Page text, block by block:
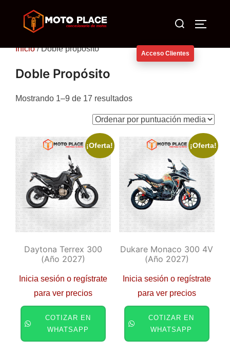
contenido
Buscar:
Inicio/ Doble propósito
Doble Propósito
Mostrando 1–9 de 17 resultadosOrdenado
por
puntuación
media
¡Oferta!
Daytona Terrex 300
(año 2027)
Inicia sesión o regístrate
para ver precios
COTIZAR EN
WHATSAPP
¡Oferta!
Dukare Monaco 300 4V
(año 2027)
Inicia sesión o regístrate
para ver precios
COTIZAR EN
WHATSAPP
Acceso Clientes